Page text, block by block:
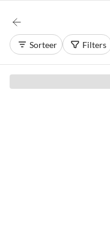
Sorteer Filters